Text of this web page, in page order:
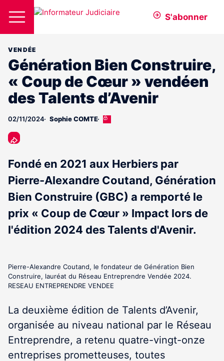
S'abonner
VENDÉE
Génération Bien Construire,
« Coup de Cœur » vendéen
des Talents d’Avenir
02/11/2024 Sophie COMTE
Cet
abonnés
Fondé en 2021 aux Herbiers par
Pierre-Alexandre Coutand, Génération
Bien Construire (GBC) a remporté le
prix « Coup de Cœur » Impact lors de
l'édition 2024 des Talents d'Avenir.
Pierre-Alexandre Coutand, le fondateur de Génération Bien
Construire, lauréat du Réseau Entreprendre Vendée 2024.
RESEAU ENTREPRENDRE VENDEE
La deuxième édition de Talents d’Avenir,
organisée au niveau national par le Réseau
Entreprendre, a retenu quatre-vingt-onze
entreprises prometteuses, toutes